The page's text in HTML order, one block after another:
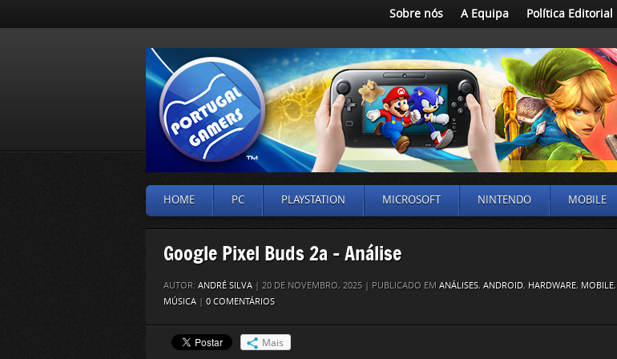
Sobre nós A Equipa Política Editorial
HOME PC PLAYSTATION MICROSOFT NINTENDO MOBILE
Google Pixel Buds 2a – Análise
AUTOR: ANDRÉ SILVA | 20 DE NOVEMBRO, 2025 | PUBLICADO EM ANÁLISES, ANDROID, HARDWARE, MOBILE,
MÚSICA | 0 COMENTÁRIOS
Mais